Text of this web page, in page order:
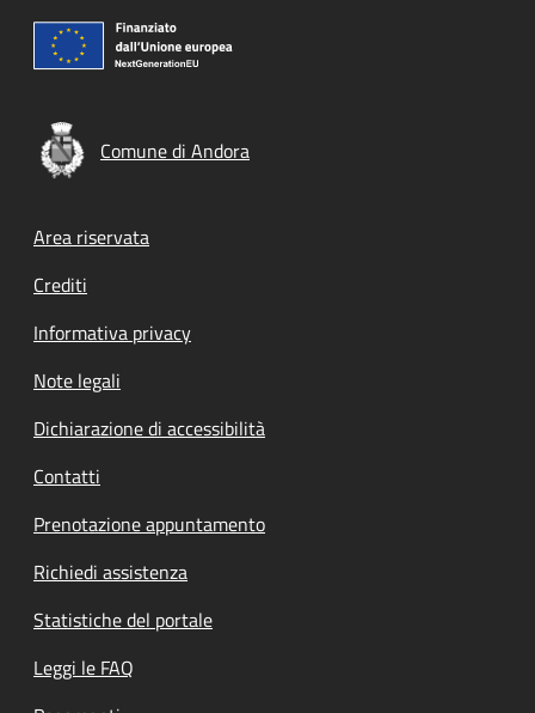
Comune di Andora
Footer menu
Area riservata
Crediti
Informativa privacy
Note legali
Dichiarazione di accessibilità
Contatti
Prenotazione appuntamento
Richiedi assistenza
Statistiche del portale
Leggi le FAQ